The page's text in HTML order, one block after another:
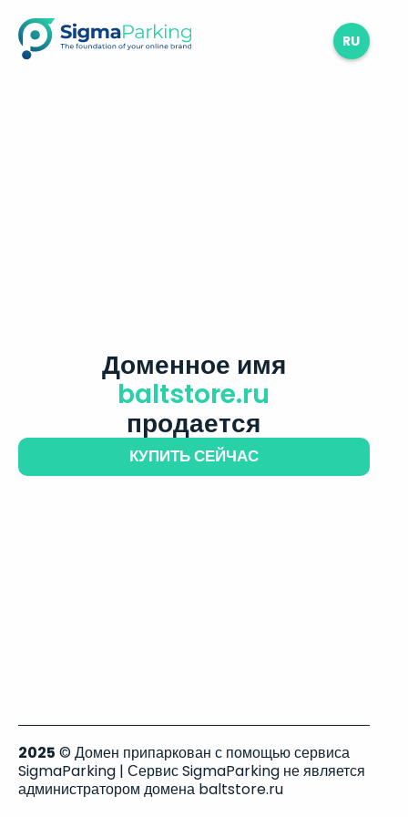
RU
Доменное имя
baltstore.ru
продается
КУПИТЬ СЕЙЧАС
2025 © Домен припаркован с помощью сервиса
SigmaParking | Сервис SigmaParking не является
администратором домена baltstore.ru